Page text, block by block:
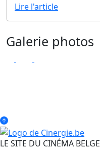
Lire l'article
Galerie photos
LE SITE DU CINÉMA BELGE